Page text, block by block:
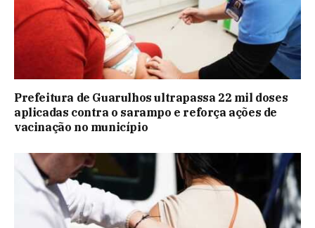
Prefeitura de Guarulhos ultrapassa 22 mil doses
aplicadas contra o sarampo e reforça ações de
vacinação no município